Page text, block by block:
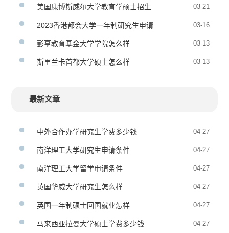
美国康博斯威尔大学教育学硕士招生 03-21
2023香港都会大学一年制研究生申请 03-16
彭亨教育基金大学学院怎么样 03-13
斯里兰卡首都大学硕士怎么样 03-13
最新文章
中外合作办学研究生学费多少钱 04-27
南洋理工大学研究生申请条件 04-27
南洋理工大学留学申请条件 04-27
英国华威大学研究生怎么样 04-27
英国一年制硕士回国就业怎样 04-27
马来西亚拉曼大学硕士学费多少钱 04-27